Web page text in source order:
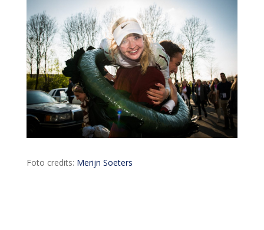
Foto credits: Merijn Soeters